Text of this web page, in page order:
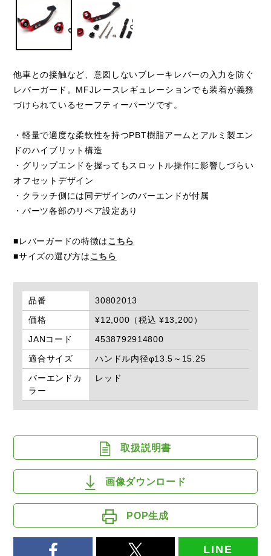
他車との接触など、意図しないブレーキレバーの入力を防ぐ
レバーガード。MFJレースレギュレーションでも装着が義務
づけられているセーフティーパーツです。
・軽量で適度な柔軟性を持つPBT樹脂アームとアルミ製エン
ドのハイブリット構造
・グリップエンドを握ってもスロットル操作に影響しづらい
オフセットデザイン
・クラッチ側には同デザインのバーエンドが付属
・パーツ各部のリペア設定あり
■レバーガードの特徴はこちら
■サイズの選び方はこちら
品番
30802013
価格
¥12,000（税込 ¥13,200）
JANコード
4538792914800
適合サイズ
ハンドル内径φ13.5～15.25
バーエンドカ
ラー
レッド
取扱説明書
画像ダウンロード
POP生成
LINE